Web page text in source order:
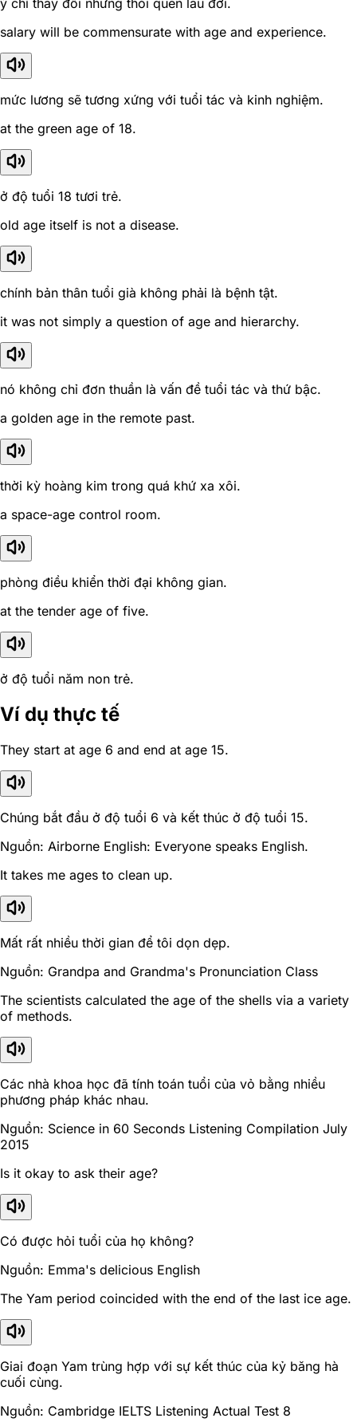
ý chí thay đổi những thói quen lâu đời.
salary will be commensurate with age and experience.
mức lương sẽ tương xứng với tuổi tác và kinh nghiệm.
at the green age of 18.
ở độ tuổi 18 tươi trẻ.
old age itself is not a disease.
chính bản thân tuổi già không phải là bệnh tật.
it was not simply a question of age and hierarchy.
nó không chỉ đơn thuần là vấn đề tuổi tác và thứ bậc.
a golden age in the remote past.
thời kỳ hoàng kim trong quá khứ xa xôi.
a space-age control room.
phòng điều khiển thời đại không gian.
at the tender age of five.
ở độ tuổi năm non trẻ.
Ví dụ thực tế
They start at age 6 and end at age 15.
Chúng bắt đầu ở độ tuổi 6 và kết thúc ở độ tuổi 15.
Nguồn: Airborne English: Everyone speaks English.
It takes me ages to clean up.
Mất rất nhiều thời gian để tôi dọn dẹp.
Nguồn: Grandpa and Grandma's Pronunciation Class
The scientists calculated the age of the shells via a variety
of methods.
Các nhà khoa học đã tính toán tuổi của vỏ bằng nhiều
phương pháp khác nhau.
Nguồn: Science in 60 Seconds Listening Compilation July
2015
Is it okay to ask their age?
Có được hỏi tuổi của họ không?
Nguồn: Emma's delicious English
The Yam period coincided with the end of the last ice age.
Giai đoạn Yam trùng hợp với sự kết thúc của kỷ băng hà
cuối cùng.
Nguồn: Cambridge IELTS Listening Actual Test 8